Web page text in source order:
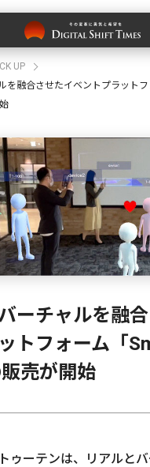
UP
を融合させたイベントプラット
ーチャルを融
トフォーム「
売が開始
ゥーテンは、リアルと